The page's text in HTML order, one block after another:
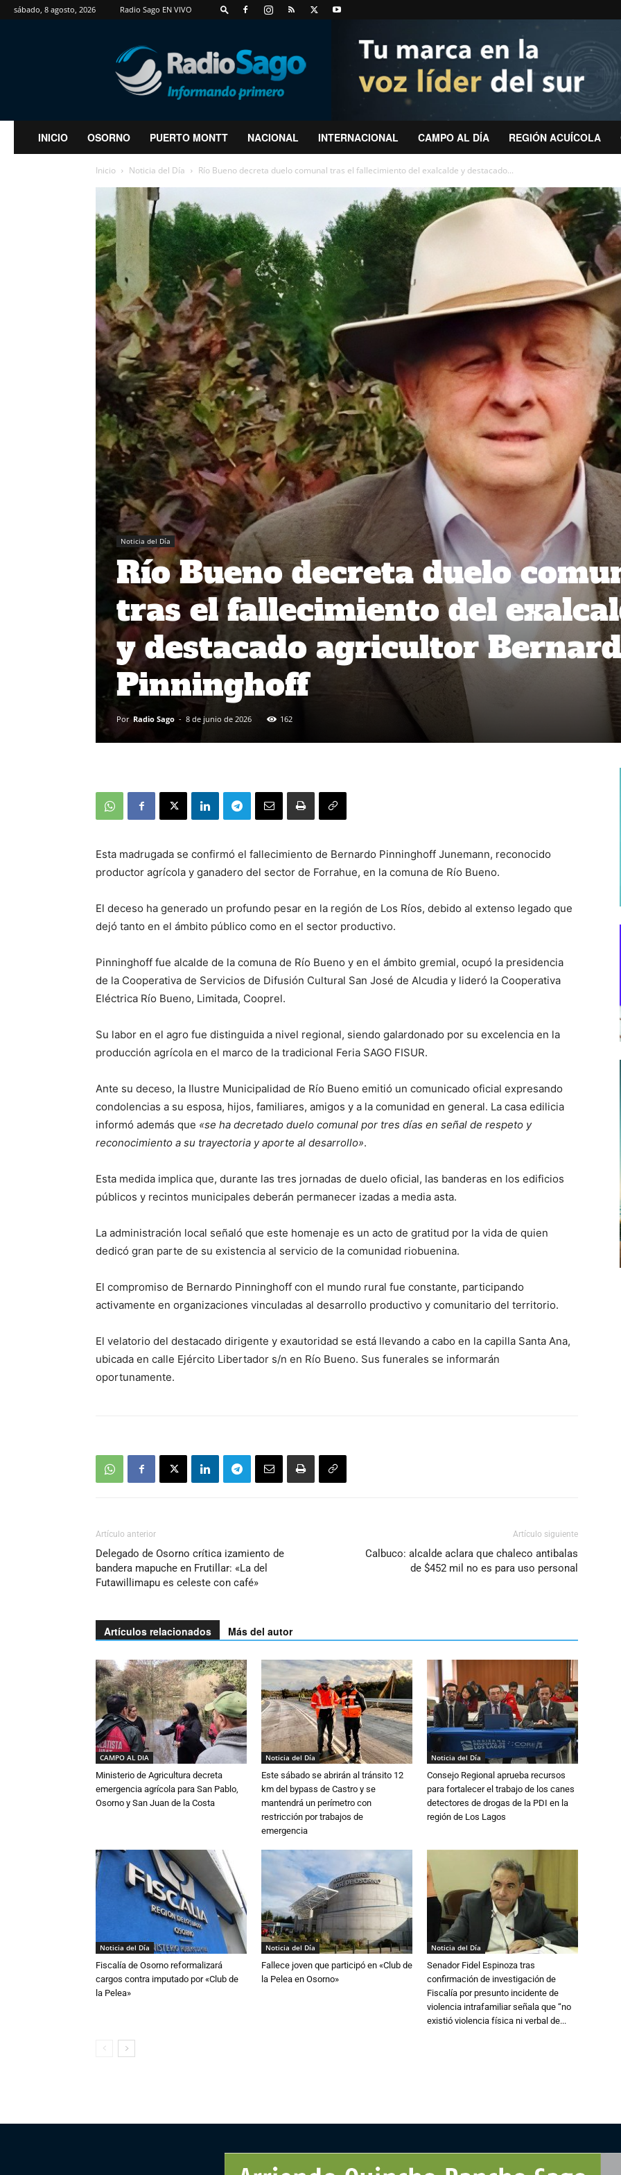
sábado, 8 agosto, 2026 Radio Sago EN VIVO
RadioSago
INICIO OSORNO PUERTO MONTT NACIONAL INTERNACIONAL CAMPO AL DÍA REGIÓN ACUÍCOLA
Inicio Noticia del Día Río Bueno decreta duelo comunal tras el fallecimiento del exalcalde y destacado...
Noticia del Día
Río Bueno decreta duelo
tras el fallecimiento del
y destacado agricultor
Pinninghoff
Por Radio Sago - 8 de junio de 2026 162
Esta madrugada se confirmó el fallecimiento de Bernardo Pinninghoff Junemann, reconocido
productor agrícola y ganadero del sector de Forrahue, en la comuna de Río Bueno.
El deceso ha generado un profundo pesar en la región de Los Ríos, debido al extenso legado que
dejó tanto en el ámbito público como en el sector productivo.
Pinninghoff fue alcalde de la comuna de Río Bueno y en el ámbito gremial, ocupó la presidencia
de la Cooperativa de Servicios de Difusión Cultural San José de Alcudia y lideró la Cooperativa
Eléctrica Río Bueno, Limitada, Cooprel.
Su labor en el agro fue distinguida a nivel regional, siendo galardonado por su excelencia en la
producción agrícola en el marco de la tradicional Feria SAGO FISUR.
Ante su deceso, la Ilustre Municipalidad de Río Bueno emitió un comunicado oficial expresando
condolencias a su esposa, hijos, familiares, amigos y a la comunidad en general. La casa edilicia
informó además que «se ha decretado duelo comunal por tres días en señal de respeto y
reconocimiento a su trayectoria y aporte al desarrollo».
Esta medida implica que, durante las tres jornadas de duelo oficial, las banderas en los edificios
públicos y recintos municipales deberán permanecer izadas a media asta.
La administración local señaló que este homenaje es un acto de gratitud por la vida de quien
dedicó gran parte de su existencia al servicio de la comunidad riobuenina.
El compromiso de Bernardo Pinninghoff con el mundo rural fue constante, participando
activamente en organizaciones vinculadas al desarrollo productivo y comunitario del territorio.
El velatorio del destacado dirigente y exautoridad se está llevando a cabo en la capilla Santa Ana,
ubicada en calle Ejército Libertador s/n en Río Bueno. Sus funerales se informarán
oportunamente.
Artículo anterior
Delegado de Osorno crítica izamiento de
bandera mapuche en Frutillar: «La del
Futawillimapu es celeste con café»
Artículo siguiente
Calbuco: alcalde aclara que chaleco antibalas
de $452 mil no es para uso personal
Artículos relacionados Más del autor
CAMPO AL DIA
Ministerio de Agricultura decreta
emergencia agrícola para San Pablo,
Osorno y San Juan de la Costa
Noticia del Día
Este sábado se abrirán al tránsito 12
km del bypass de Castro y se
mantendrá un perímetro con
restricción por trabajos de
emergencia
Noticia del Día
Consejo Regional aprueba recursos
para fortalecer el trabajo de los canes
detectores de drogas de la PDI en la
región de Los Lagos
Noticia del Día
Fiscalía de Osorno reformalizará
cargos contra imputado por «Club de
la Pelea»
Noticia del Día
Fallece joven que participó en «Club de
la Pelea en Osorno»
Noticia del Día
Senador Fidel Espinoza tras
confirmación de investigación de
Fiscalía por presunto incidente de
violencia intrafamiliar señala que “no
existió violencia física ni verbal de...